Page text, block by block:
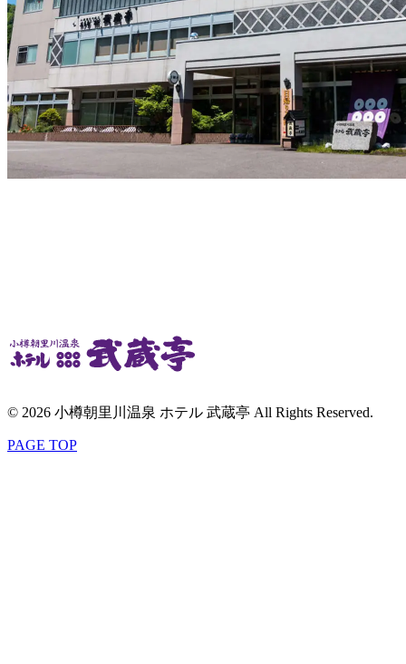
© 2026 小樽朝里川温泉 ホテル 武蔵亭 All Rights Reserved.
PAGE TOP